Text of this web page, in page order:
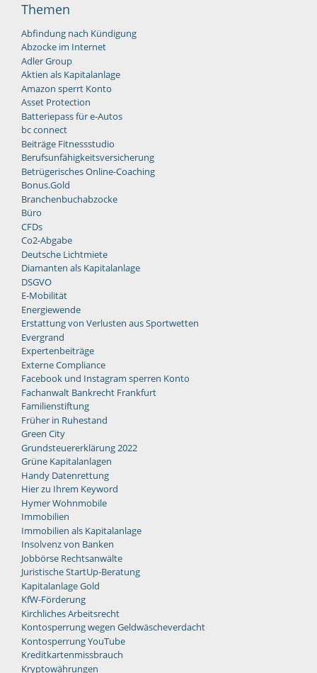
Themen
Abfindung nach Kündigung
Abzocke im Internet
Adler Group
Aktien als Kapitalanlage
Amazon sperrt Konto
Asset Protection
Batteriepass für e-Autos
bc connect
Beiträge Fitnessstudio
Berufsunfähigkeitsversicherung
Betrügerisches Online-Coaching
Bonus.Gold
Branchenbuchabzocke
Büro
CFDs
Co2-Abgabe
Deutsche Lichtmiete
Diamanten als Kapitalanlage
DSGVO
E-Mobilität
Energiewende
Erstattung von Verlusten aus Sportwetten
Evergrand
Expertenbeiträge
Externe Compliance
Facebook und Instagram sperren Konto
Fachanwalt Bankrecht Frankfurt
Familienstiftung
Früher in Ruhestand
Green City
Grundsteuererklärung 2022
Grüne Kapitalanlagen
Handy Datenrettung
Hier zu Ihrem Keyword
Hymer Wohnmobile
Immobilien
Immobilien als Kapitalanlage
Insolvenz von Banken
Jobbörse Rechtsanwälte
Juristische StartUp-Beratung
Kapitalanlage Gold
KfW-Förderung
Kirchliches Arbeitsrecht
Kontosperrung wegen Geldwäscheverdacht
Kontosperrung YouTube
Kreditkartenmissbrauch
Kryptowährungen